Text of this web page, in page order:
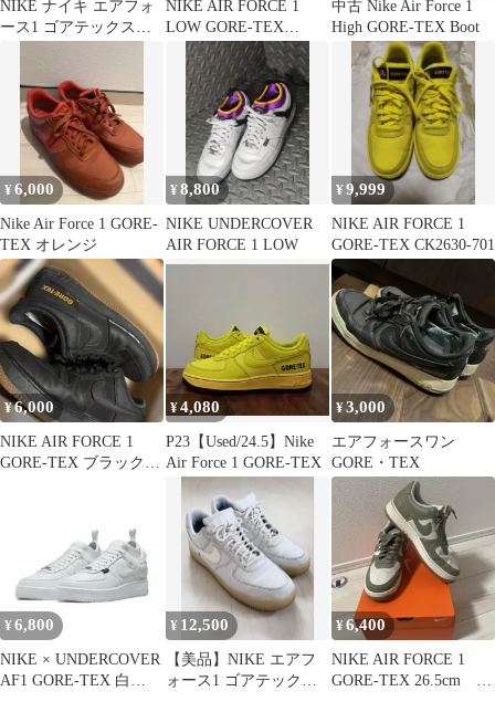
NIKE ナイキ エアフォ
ース1 ゴアテックス
NIKE AIR FORCE 1
LOW GORE-TEX
27.5cm ナイキ
中古 Nike Air Force 1
High GORE-TEX Boot
¥6,000
Nike Air Force 1 GORE-
TEX オレンジ
¥8,800
NIKE UNDERCOVER
AIR FORCE 1 LOW
¥9,999
NIKE AIR FORCE 1
GORE-TEX CK2630-701
¥6,000
NIKE AIR FORCE 1
GORE-TEX ブラック
¥4,080
P23【Used/24.5】Nike
Air Force 1 GORE-TEX
¥3,000
エアフォースワン
GORE・TEX
¥ 6,800
NIKE × UNDERCOVER
AF1 GORE-TEX 白
¥ 12,500
【美品】NIKE エアフ
ォース1 ゴアテックス
¥6,400
NIKE AIR FORCE 1
GORE-TEX 26.5cm ハ